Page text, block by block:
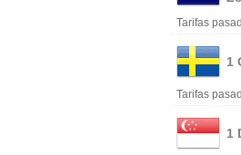
Tarifas
1
Tarifas
1